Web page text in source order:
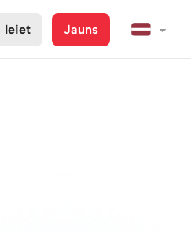
Ieiet Jauns